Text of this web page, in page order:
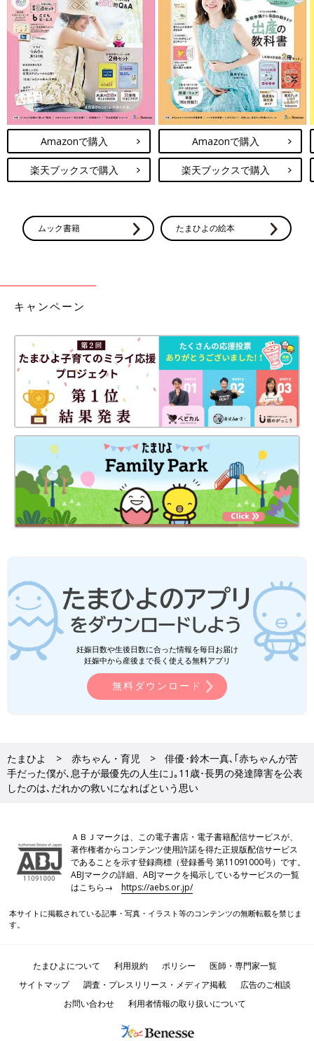
Amazonで購入
楽天ブックスで購入
Amazonで購入
楽天ブックスで購入
ムック書籍 たまひよの絵本
キャンペーン
妊娠日数や生後日数に合った情報を毎日お届け
妊娠中から産後まで長く使える無料アプリ
無料ダウンロード
たまひよ 赤ちゃん・育児
俳優･鈴木一真､｢赤ちゃんが苦
手だった僕が､息子が最優先の人生に｣｡11歳･長男の発達障害を公表
したのは､だれかの救いになればという思い
ＡＢＪマークは、この電子書店・電子書籍配信サービスが、
著作権者からコンテンツ使用許諾を得た正規版配信サービス
であることを示す登録商標（登録番号 第11091000号）です。
ABJマークの詳細、ABJマークを掲示しているサービスの一覧
はこちら→https://aebs.or.jp/
本サイトに掲載されている記事・写真・イラスト等のコンテンツの無断転載を禁じま
す。
たまひよについて 利用規約 ポリシー
医師・専門家一覧
サイトマップ
調査・プレスリリース・メディア掲載
広告のご相談
お問い合わせ
利用者情報の取り扱いについて